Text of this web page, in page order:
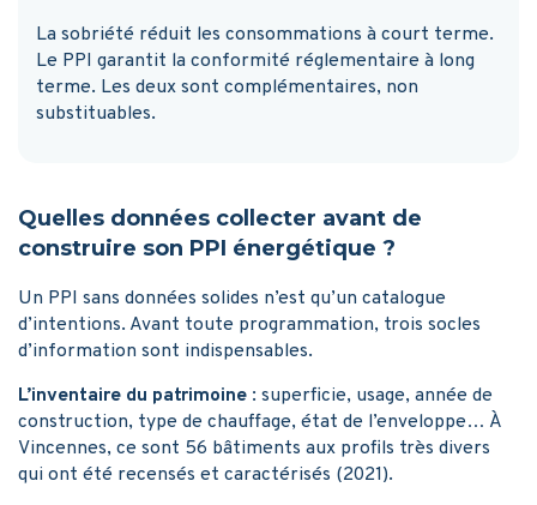
La sobriété réduit les consommations à court terme.
Le PPI garantit la conformité réglementaire à long
terme. Les deux sont complémentaires, non
substituables.
Quelles données collecter avant de
construire son PPI énergétique ?
Un PPI sans données solides n’est qu’un catalogue
d’intentions. Avant toute programmation, trois socles
d’information sont indispensables.
L’inventaire du patrimoine : superficie, usage, année de
construction, type de chauffage, état de l’enveloppe… À
Vincennes, ce sont 56 bâtiments aux profils très divers
qui ont été recensés et caractérisés (2021).